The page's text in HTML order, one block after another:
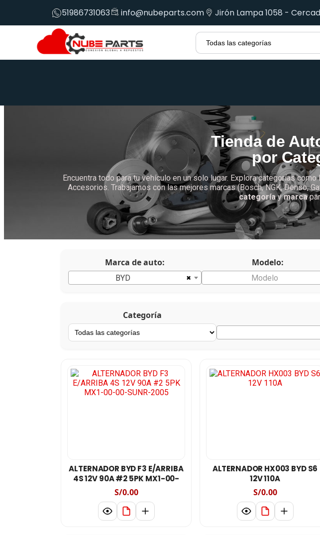
51986731063 info@nubeparts.com Jirón Lampa 1058 -
Tienda de
por
Encuentra todo para tu vehículo en un solo lugar. Explora categorías
Accesorios. Trabajamos con las mejores marcas (Bosch, NGK, Denso,
categoríaymarca
Marca de auto:
×
BYD
Modelo:
Modelo
Categoría
ALTERNADOR BYD F3 E/ARRIBA
4S 12V 90A #2 5PK MX1-00-
00-SUNR-2005
S/0.00
ALTERNADOR HX003 BYD S6
12V 110A
S/0.00